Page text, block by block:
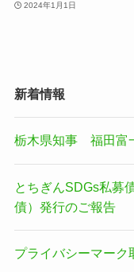
2024年1月1日
新着情報
栃木県知事 福田富
とちぎんSDGs私募
債）発行のご報告
プライバシーマーク